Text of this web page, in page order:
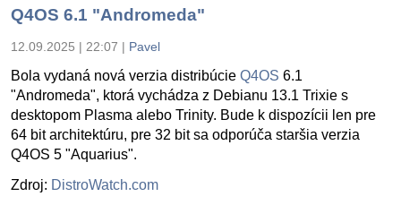
Q4OS 6.1 "Andromeda"
12.09.2025 | 22:07 | Pavel
Bola vydaná nová verzia distribúcie Q4OS 6.1
"Andromeda", ktorá vychádza z Debianu 13.1 Trixie s
desktopom Plasma alebo Trinity. Bude k dispozícii len pre
64 bit architektúru, pre 32 bit sa odporúča staršia verzia
Q4OS 5 "Aquarius".
Zdroj: DistroWatch.com